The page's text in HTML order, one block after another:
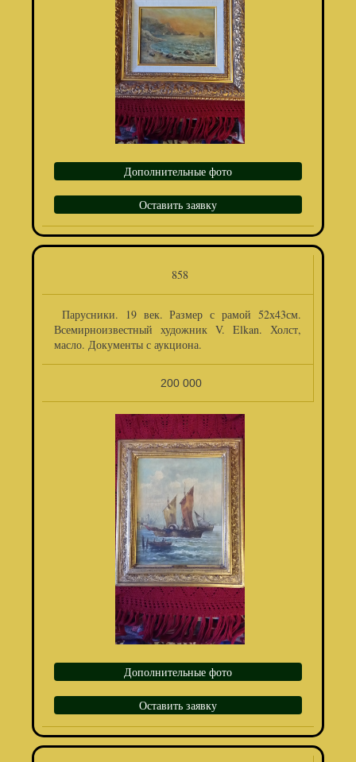
Дополнительные фото
Оставить заявку
858
Парусники. 19 век. Размер с рамой 52х43см.
Всемирноизвестный художник V. Elkan. Холст,
масло. Документы с аукциона.
200 000
Дополнительные фото
Оставить заявку